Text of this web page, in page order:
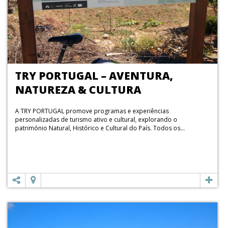
TRY PORTUGAL – AVENTURA,
NATUREZA & CULTURA
A TRY PORTUGAL promove programas e experiências
personalizadas de turismo ativo e cultural, explorando o
património Natural, Histórico e Cultural do País. Todos os...